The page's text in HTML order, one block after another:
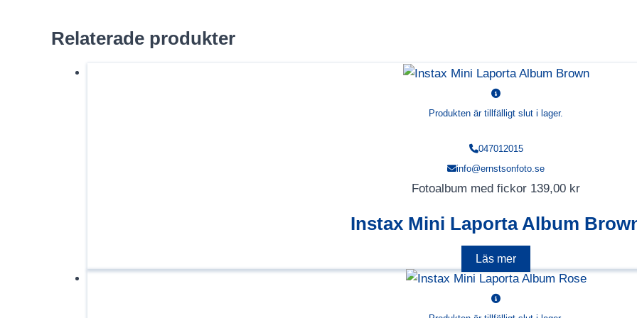
Relaterade produkter
Produkten är tillfälligt slut i lager.
047012015
info@ernstsonfoto.se
Fotoalbum med fickor 139,00 kr
Instax Mini Laporta Album
Läs mer